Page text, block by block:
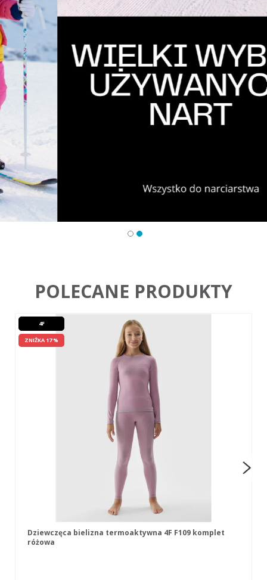
POLECANE PRODUKTY
4F
ZNIŻKA 17 %
Dziewczęca bielizna termoaktywna 4F F109 komplet
różowa